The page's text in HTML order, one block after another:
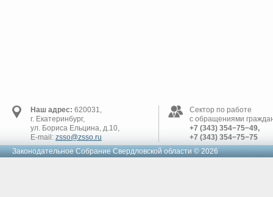
Наш адрес: 620031,
г. Екатеринбург,
ул. Бориса Ельцина, д.10,
E-mail: zsso@zsso.ru
Сектор по работе
с обращениями
+7 (343) 354−75−49,
+7 (343) 354−75−75
Законодательное Cобрание Свердловской области © 2026